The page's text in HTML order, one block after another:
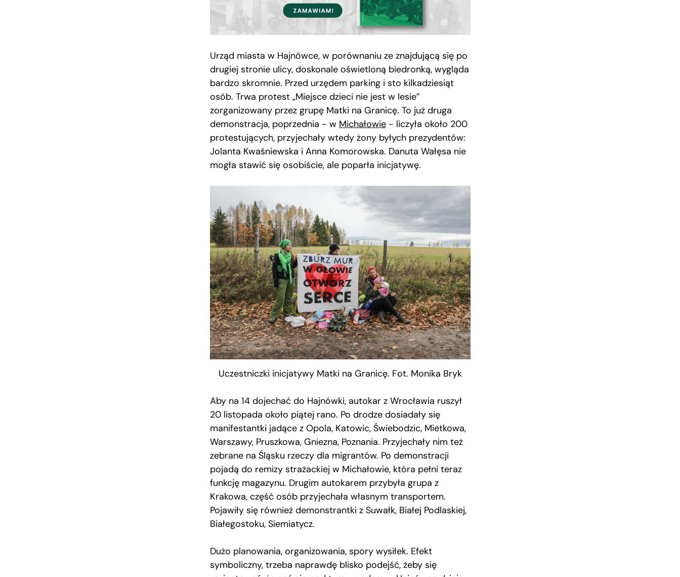
Urząd miasta w Hajnówce, w porównaniu ze znajdującą się po
drugiej stronie ulicy, doskonale oświetloną biedronką, wygląda
bardzo skromnie. Przed urzędem parking i sto kilkadziesiąt
osób. Trwa protest „Miejsce dzieci nie jest w lesie”
zorganizowany przez grupę Matki na Granicę. To już druga
demonstracja, poprzednia − w Michałowie − liczyła około 200
protestujących, przyjechały wtedy żony byłych prezydentów:
Jolanta Kwaśniewska i Anna Komorowska. Danuta Wałęsa nie
mogła stawić się osobiście, ale poparła inicjatywę.
Uczestniczki inicjatywy Matki na Granicę. Fot. Monika Bryk
Aby na 14 dojechać do Hajnówki, autokar z Wrocławia ruszył
20 listopada około piątej rano. Po drodze dosiadały się
manifestantki jadące z Opola, Katowic, Świebodzic, Mietkowa,
Warszawy, Pruszkowa, Gniezna, Poznania. Przyjechały nim też
zebrane na Śląsku rzeczy dla migrantów. Po demonstracji
pojadą do remizy strażackiej w Michałowie, która pełni teraz
funkcję magazynu. Drugim autokarem przybyła grupa z
Krakowa, część osób przyjechała własnym transportem.
Pojawiły się również demonstrantki z Suwałk, Białej Podlaskiej,
Białegostoku, Siemiatycz.
Dużo planowania, organizowania, spory wysiłek. Efekt
symboliczny, trzeba naprawdę blisko podejść, żeby się